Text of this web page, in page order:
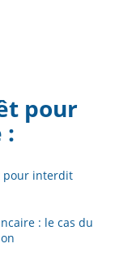
pour
:
pour interdit
: le cas du